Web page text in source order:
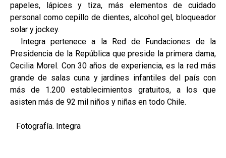
papeles, lápices y tiza, más elementos de cuidado
personal como cepillo de dientes, alcohol gel, bloqueador
solar y jockey.
Integra pertenece a la Red de Fundaciones de la
Presidencia de la República que preside la primera dama,
Cecilia Morel. Con 30 años de experiencia, es la red más
grande de salas cuna y jardines infantiles del país con
más de 1.200 establecimientos gratuitos, a los que
asisten más de 92 mil niños y niñas en todo Chile.
Fotografía. Integra